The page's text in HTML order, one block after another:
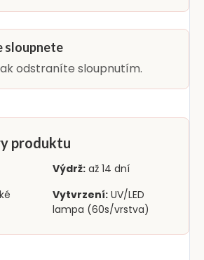
sloupnete
odstraníte sloupnutím.
produktu
Výdrž: až 14 dní
Vytvrzení: UV/LED
lampa (60s/vrstva)